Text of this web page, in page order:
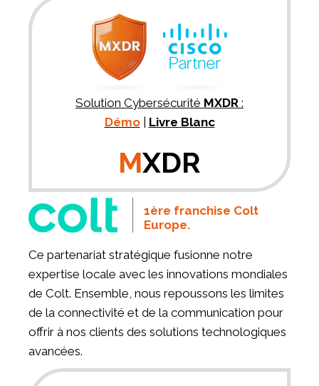
Solution Cybersécurité MXDR :
Démo| Livre Blanc
MXDR
1ère franchise Colt
Europe.
Ce partenariat stratégique fusionne notre
expertise locale avec les innovations mondiales
de Colt. Ensemble, nous repoussons les limites
de la connectivité et de la communication pour
offrir à nos clients des solutions technologiques
avancées.